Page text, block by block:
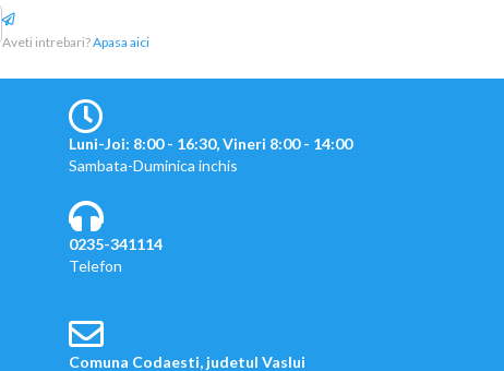
Aveti intrebari?Apasa aici
Luni-Joi: 8:00 - 16:30, Vineri 8:00 - 14:00
Sambata-Duminica inchis
0235-341114
Telefon
Comuna Codaesti, judetul Vaslui